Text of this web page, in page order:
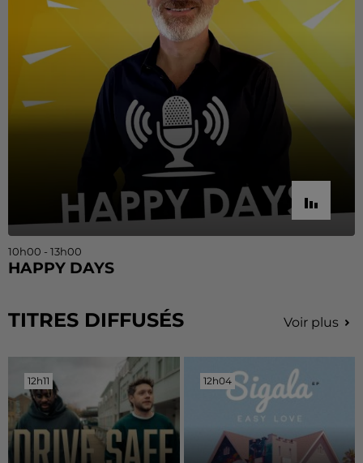
10h00 - 13h00
HAPPY DAYS
TITRES DIFFUSÉS Voir plus
12h11
12h11 12h04
12h04